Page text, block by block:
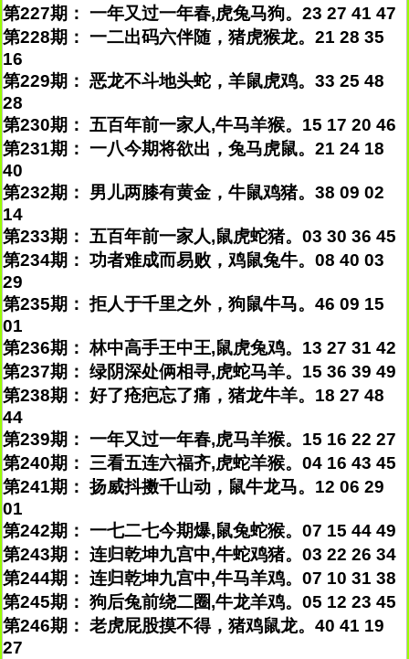
第227期： 一年又过一年春,虎兔马狗。23 27 41 47
第228期： 一二出码六伴随，猪虎猴龙。21 28 35
16
第229期： 恶龙不斗地头蛇，羊鼠虎鸡。33 25 48
28
第230期： 五百年前一家人,牛马羊猴。15 17 20 46
第231期： 一八今期将欲出，兔马虎鼠。21 24 18
40
第232期： 男儿两膝有黄金，牛鼠鸡猪。38 09 02
14
第233期： 五百年前一家人,鼠虎蛇猪。03 30 36 45
第234期： 功者难成而易败，鸡鼠兔牛。08 40 03
29
第235期： 拒人于千里之外，狗鼠牛马。46 09 15
01
第236期： 林中高手王中王,鼠虎兔鸡。13 27 31 42
第237期： 绿阴深处俩相寻,虎蛇马羊。15 36 39 49
第238期： 好了疮疤忘了痛，猪龙牛羊。18 27 48
44
第239期： 一年又过一年春,虎马羊猴。15 16 22 27
第240期： 三看五连六福齐,虎蛇羊猴。04 16 43 45
第241期： 扬威抖擞千山动，鼠牛龙马。12 06 29
01
第242期： 一七二七今期爆,鼠兔蛇猴。07 15 44 49
第243期： 连归乾坤九宫中,牛蛇鸡猪。03 22 26 34
第244期： 连归乾坤九宫中,牛马羊鸡。07 10 31 38
第245期： 狗后兔前绕二圈,牛龙羊鸡。05 12 23 45
第246期： 老虎屁股摸不得，猪鸡鼠龙。40 41 19
27